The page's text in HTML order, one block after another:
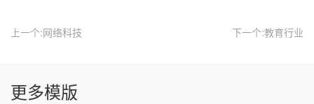
上一个:网络科技 下一个:教育行业
更多模版